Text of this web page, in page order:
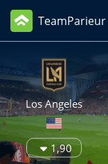
TeamParieur
Los Angeles
1,90